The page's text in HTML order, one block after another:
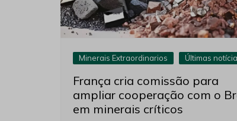
Minerais Extraordinarios Últimas
França cria comissão para
ampliar cooperação com o
em minerais críticos